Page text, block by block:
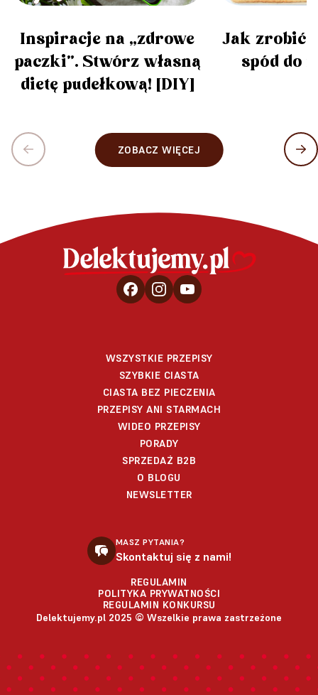
Inspiracje na „zdrowe
paczki”. Stwórz własną
dietę pudełkową! [DIY]
Jak zrobić
spód do
ZOBACZ WIĘCEJ
WSZYSTKIE PRZEPISY
SZYBKIE CIASTA
CIASTA BEZ PIECZENIA
PRZEPISY ANI STARMACH
WIDEO PRZEPISY
PORADY
SPRZEDAŻ B2B
O BLOGU
NEWSLETTER
MASZ PYTANIA?
Skontaktuj się z nami!
REGULAMIN
POLITYKA PRYWATNOŚCI
REGULAMIN KONKURSU
Delektujemy.pl 2025 © Wszelkie prawa zastrzeżone